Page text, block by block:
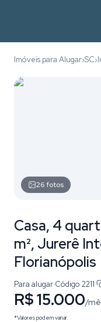
Imóveis para Alugar›SC›
26fotos
Casa, 4
m², Jurerê
Florianópolis
Para alugar·Código 2211
R$ 15.000/
*Valores podem variar.